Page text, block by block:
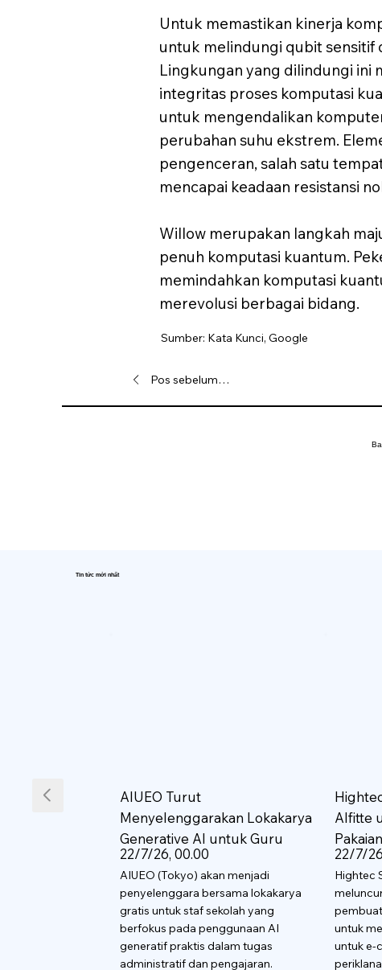
Untuk memastikan kinerja
untuk melindungi qubit sensitif
Lingkungan yang dilindungi ini
integritas proses komputasi
untuk mengendalikan
perubahan suhu ekstrem.
pengenceran, salah satu
mencapai keadaan resistansi
Willow merupakan langkah
penuh komputasi kuantum.
memindahkan komputasi
merevolusi berbagai bidang.
Sumber: Kata Kunci, Google
Pos sebelumnya
Tin tức mới nhất
AIUEO Turut
Menyelenggarakan Lokakarya
Generative AI untuk Guru
22/7/26, 00.00
AIUEO (Tokyo) akan menjadi
penyelenggara bersama lokakarya
gratis untuk staf sekolah yang
berfokus pada penggunaan AI
generatif praktis dalam tugas
administratif dan pengajaran.
AIfitte
Pakaian
22/7/
Hightec
untuk
untuk e-